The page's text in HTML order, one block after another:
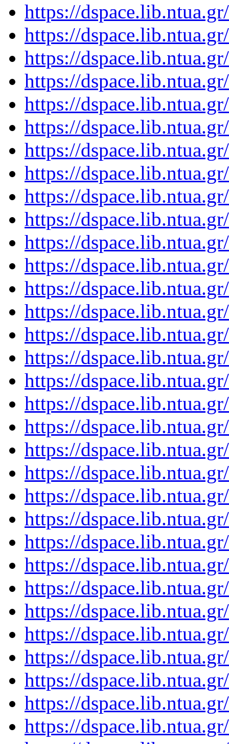
https://
https://
https://
https://
https://
https://
https://
https://
https://
https://
https://
https://
https://
https://
https://
https://
https://
https://
https://
https://
https://
https://
https://
https://
https://
https://
https://
https://
https://
https://
https://
https://